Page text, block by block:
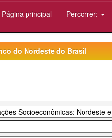
Página principal Percorrer:
do Nordeste do Brasil